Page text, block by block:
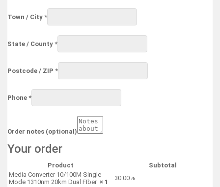
(optional)
Town / City *
State / County *
Postcode / ZIP *
Phone *
Order notes (optional)
Your order
Product
Subtotal
Media Converter 10/100M Single
Mode 1310nm 20km Dual FIber × 1
30.00 ₼